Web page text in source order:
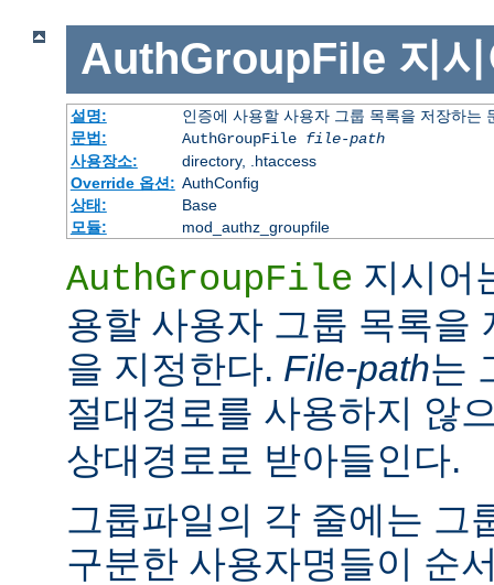
AuthGroupFile 지
설명:
인증에 사용할 사용자 그룹 목록을 저장하는
문법:
AuthGroupFile file-path
사용장소:
directory, .htaccess
Override 옵션: AuthConfig
상태:
Base
모듈:
mod_authz_groupfile
AuthGroupFile 지시어
용할 사용자 그룹 목록을
을 지정한다. File-path는
절대경로를 사용하지 않
상대경로로 받아들인다.
그룹파일의 각 줄에는 그
구분한 사용자명들이 순